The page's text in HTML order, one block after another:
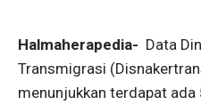
Halmaherapedia- Data
Transmigrasi
menunjukkan terdapat ada